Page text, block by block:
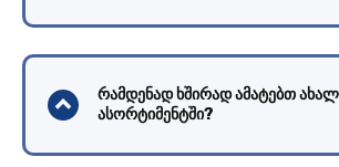
რამდენად ხშირად ამატებთ
ასორტიმენტში?